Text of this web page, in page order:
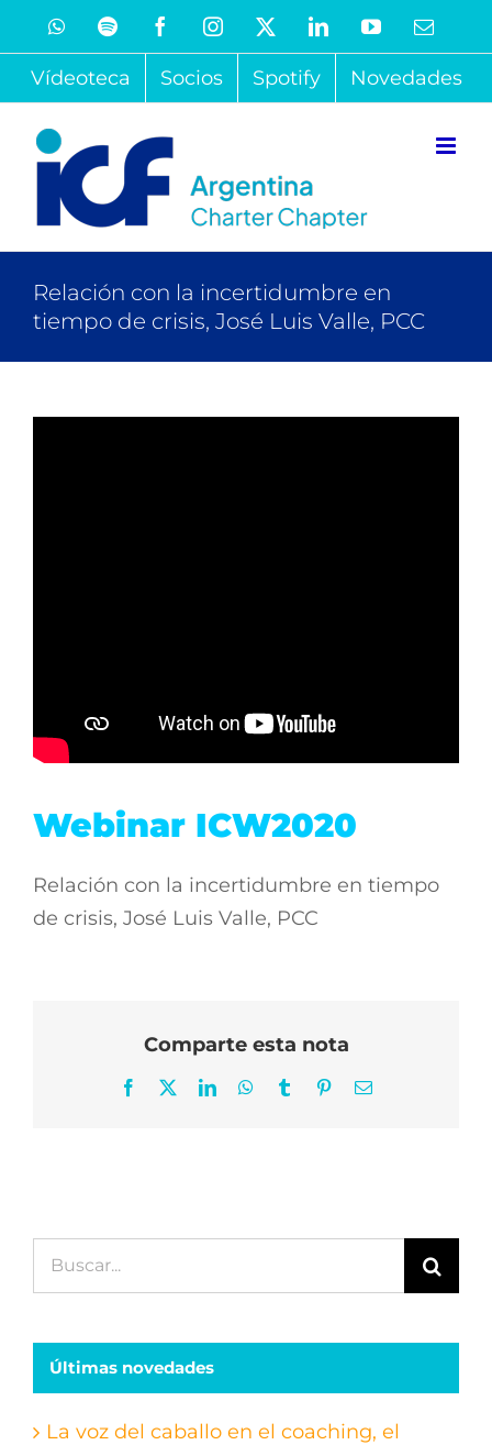
Saltar
al
contenido
WhatsAppSpotify FacebookInstagram
X LinkedInYouTubeCorreo
Vídeoteca Socios Spotify Novedades
Relación con la incertidumbre en
tiempo de crisis, José Luis Valle, PCC
Webinar ICW2020
Relación con la incertidumbre en tiempo
de crisis, José Luis Valle, PCC
Comparte esta nota
Facebook LinkedInWhatsApp
Tumblr PinterestCorreo
Buscar:
Últimas novedades
La voz del caballo en el coaching, el